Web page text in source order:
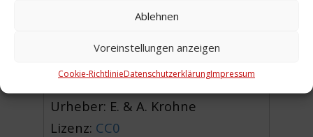
Ablehnen
Voreinstellungen anzeigen
Cookie-RichtlinieDatenschutzerklärungImpressum
aus der Jacobsstraße 15 handeln.
Urheber: E. & A. Krohne
Lizenz: CC0